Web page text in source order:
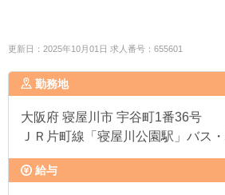
更新日：2025年10月01日 求人番号：655601
勤務地
大阪府 寝屋川市 宇谷町1番36号
ＪＲ片町線「寝屋川公園駅」バス
給与